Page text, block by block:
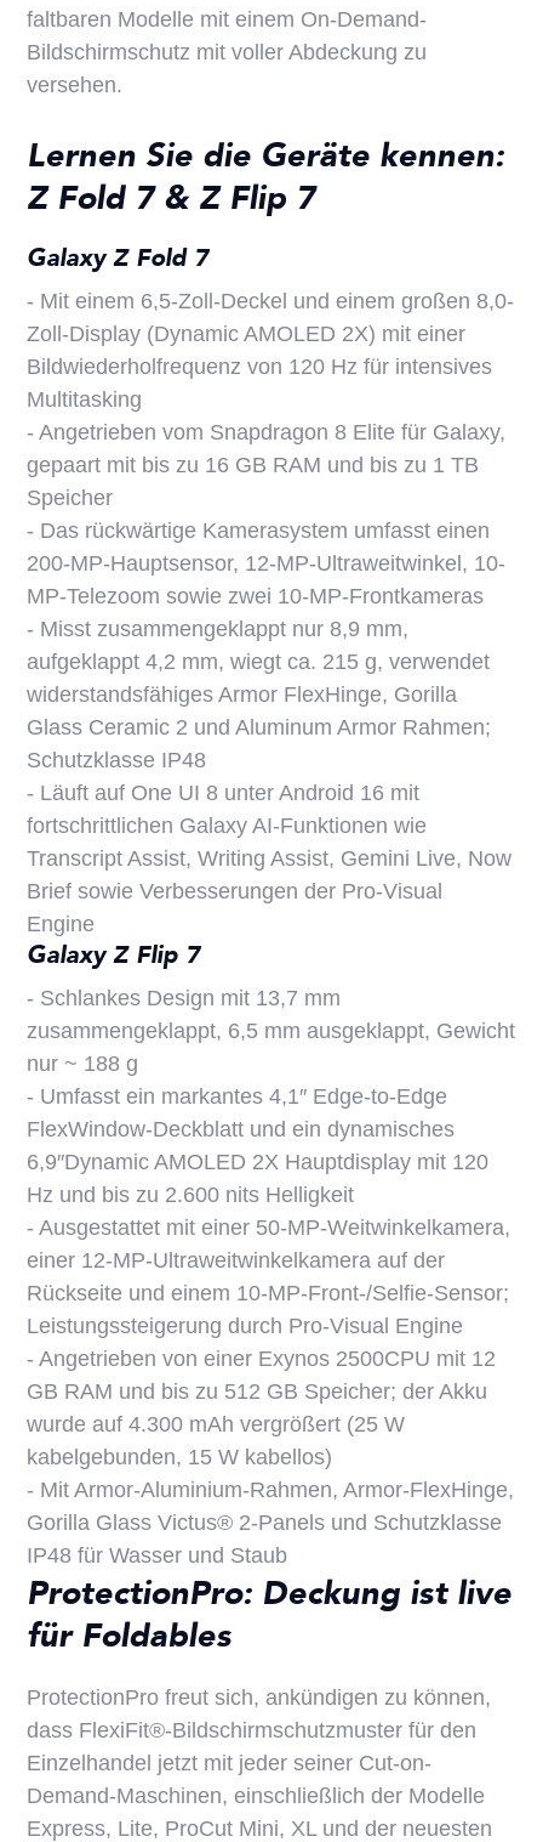
faltbaren Modelle mit einem On-Demand-
Bildschirmschutz mit voller Abdeckung zu
versehen.
Lernen Sie die Geräte kennen:
Z Fold 7 & Z Flip 7
Galaxy Z Fold 7
- Mit einem 6,5-Zoll-Deckel und einem großen 8,0-
Zoll-Display (Dynamic AMOLED 2X) mit einer
Bildwiederholfrequenz von 120 Hz für intensives
Multitasking
- Angetrieben vom Snapdragon 8 Elite für Galaxy,
gepaart mit bis zu 16 GB RAM und bis zu 1 TB
Speicher
- Das rückwärtige Kamerasystem umfasst einen
200-MP-Hauptsensor, 12-MP-Ultraweitwinkel, 10-
MP-Telezoom sowie zwei 10-MP-Frontkameras
- Misst zusammengeklappt nur 8,9 mm,
aufgeklappt 4,2 mm, wiegt ca. 215 g, verwendet
widerstandsfähiges Armor FlexHinge, Gorilla
Glass Ceramic 2 und Aluminum Armor Rahmen;
Schutzklasse IP48
- Läuft auf One UI 8 unter Android 16 mit
fortschrittlichen Galaxy AI-Funktionen wie
Transcript Assist, Writing Assist, Gemini Live, Now
Brief sowie Verbesserungen der Pro-Visual
Engine
Galaxy Z Flip 7
- Schlankes Design mit 13,7 mm
zusammengeklappt, 6,5 mm ausgeklappt, Gewicht
nur ~ 188 g
- Umfasst ein markantes 4,1″ Edge-to-Edge
FlexWindow-Deckblatt und ein dynamisches
6,9″Dynamic AMOLED 2X Hauptdisplay mit 120
Hz und bis zu 2.600 nits Helligkeit
- Ausgestattet mit einer 50-MP-Weitwinkelkamera,
einer 12-MP-Ultraweitwinkelkamera auf der
Rückseite und einem 10-MP-Front-/Selfie-Sensor;
Leistungssteigerung durch Pro-Visual Engine
- Angetrieben von einer Exynos 2500CPU mit 12
GB RAM und bis zu 512 GB Speicher; der Akku
wurde auf 4.300 mAh vergrößert (25 W
kabelgebunden, 15 W kabellos)
- Mit Armor-Aluminium-Rahmen, Armor-FlexHinge,
Gorilla Glass Victus® 2-Panels und Schutzklasse
IP48 für Wasser und Staub
ProtectionPro: Deckung ist live
für Foldables
ProtectionPro freut sich, ankündigen zu können,
dass FlexiFit®-Bildschirmschutzmuster für den
Einzelhandel jetzt mit jeder seiner Cut-on-
Demand-Maschinen, einschließlich der Modelle
Express, Lite, ProCut Mini, XL und der neuesten